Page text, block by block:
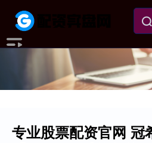
专业股票配资官网 冠